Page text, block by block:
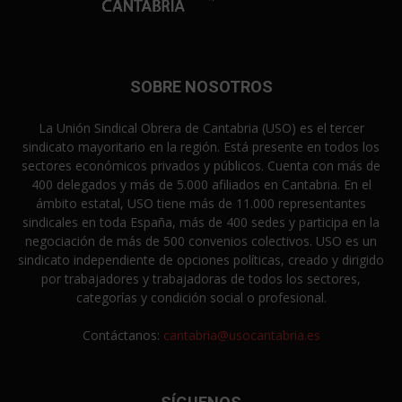
SOBRE NOSOTROS
La Unión Sindical Obrera de Cantabria (USO) es el tercer
sindicato mayoritario en la región. Está presente en todos los
sectores económicos privados y públicos. Cuenta con más de
400 delegados y más de 5.000 afiliados en Cantabria. En el
ámbito estatal, USO tiene más de 11.000 representantes
sindicales en toda España, más de 400 sedes y participa en la
negociación de más de 500 convenios colectivos. USO es un
sindicato independiente de opciones políticas, creado y dirigido
por trabajadores y trabajadoras de todos los sectores,
categorías y condición social o profesional.
Contáctanos: cantabria@usocantabria.es